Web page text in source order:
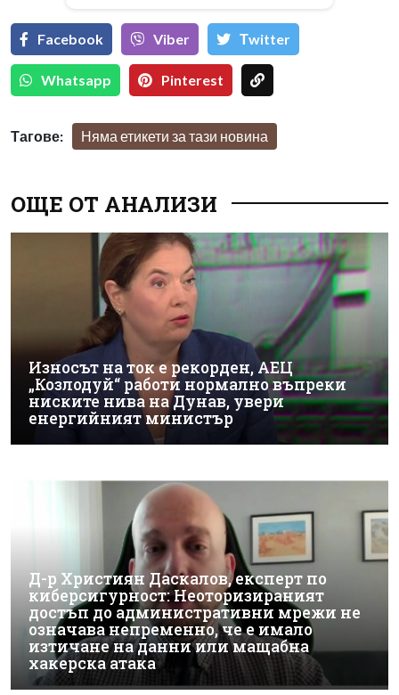
Facebook Viber Тwitter
Whatsapp Pinterest
Тагове: Няма етикети за тази новина
ОЩЕ ОТ АНАЛИЗИ
Износът на ток е рекорден, АЕЦ
„Козлодуй“ работи нормално въпреки
ниските нива на Дунав, увери
енергийният министър
Д-р Християн Даскалов, експерт по
киберсигурност: Неоторизираният
достъп до административни мрежи не
означава непременно, че е имало
изтичане на данни или мащабна
хакерска атака